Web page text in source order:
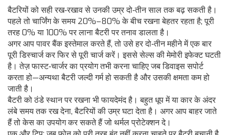
बैटरियों को सही रख‑रखाव से उनकी उम्र दो‑तीन साल तक बढ़ सकती है।
पहले तो चार्जिंग के समय 20%–80% के बीच रखना बेहतर रहता है; पूरी
तरह 0% या 100% पर लाना बैटरी पर तनाव डालता है।
अगर आप पावर बैंक इस्तेमाल करते हैं, तो उसे हर दो‑तीन महीने में एक बार
पूरी डिस्चार्ज कर फिर से पूरी चार्ज करें। इससे सेल्स की मेमोरी इफेक्ट घटती
है। तेज़ फास्ट‑चार्जर का प्रयोग तभी करना चाहिए जब डिवाइस सपोर्ट
करता हो—अन्यथा बैटरी जल्दी गर्म हो सकती है और उसकी क्षमता कम हो
जाती है।
बैटरी को ठंडे स्थान पर रखना भी फायदेमंद है। बहुत धूप में या कार के अंदर
लंबे समय तक रख देना, बैटरियों की उम्र घटा देता है। अगर आप बाहर जाते
हैं तो केस का उपयोग कर सकते हैं जो थर्मल प्रोटेक्शन दे।